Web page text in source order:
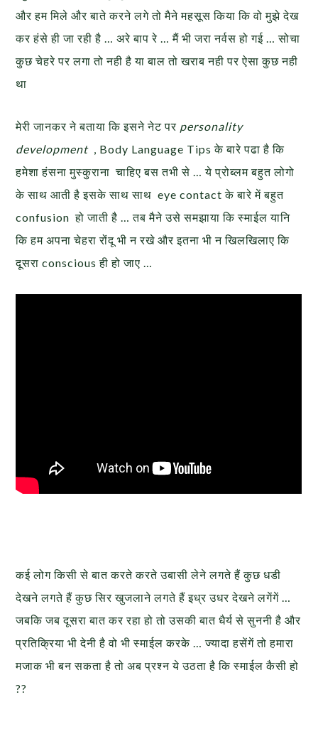
और हम मिले और बाते करने लगे तो मैने महसूस किया कि वो मुझे देख
कर हंसे ही जा रही है … अरे बाप रे … मैं भी जरा नर्वस हो गई … सोचा
कुछ चेहरे पर लगा तो नही है या बाल तो खराब नही पर ऐसा कुछ नही
था
मेरी जानकर ने बताया कि इसने नेट पर personality
development, Body Language Tips के बारे पढा है कि
हमेशा हंसना मुस्कुराना चाहिए बस तभी से … ये प्रोब्लम बहुत लोगो
के साथ आती है इसके साथ साथ eye contact के बारे में बहुत
confusion हो जाती है … तब मैने उसे समझाया कि स्माईल यानि
कि हम अपना चेहरा रोंदू भी न रखे और इतना भी न खिलखिलाए कि
दूसरा conscious ही हो जाए …
कई लोग किसी से बात करते करते उबासी लेने लगते हैं कुछ धडी
देखने लगते हैं कुछ सिर खुजलाने लगते हैं इध्र उधर देखने लगेंगें …
जबकि जब दूसरा बात कर रहा हो तो उसकी बात धैर्य से सुननी है और
प्रतिक्रिया भी देनी है वो भी स्माईल करके … ज्यादा हसेंगें तो हमारा
मजाक भी बन सकता है तो अब प्रश्न ये उठता है कि स्माईल कैसी हो
??